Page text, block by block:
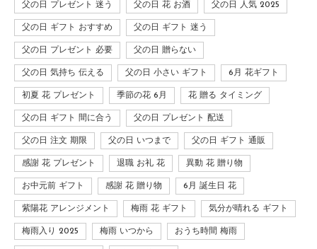
父の日 プレゼント 迷う 父の日 花 お酒 父の日 人気 2025
父の日 ギフト おすすめ 父の日 ギフト 迷う
父の日 プレゼント 必要 父の日 贈らない
父の日 気持ち 伝える 父の日 小さい ギフト 6月 花ギフト
初夏 花 プレゼント 季節の花 6月 花 贈る タイミング
父の日 ギフト 間に合う 父の日 プレゼント 配送
父の日 注文 期限 父の日 いつまで 父の日 ギフト 通販
感謝 花 プレゼント 退職 お礼 花 異動 花 贈り物
お中元前 ギフト 感謝 花 贈り物 6月 誕生日 花
紫陽花 アレンジメント 梅雨 花 ギフト 気分が晴れる ギフト
梅雨入り 2025 梅雨 いつから おうち時間 梅雨